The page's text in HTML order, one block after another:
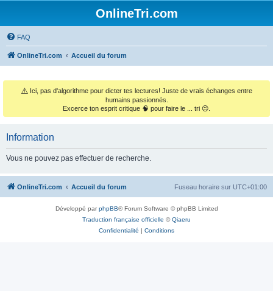
OnlineTri.com
FAQ
OnlineTri.com Accueil du forum
⚠️ Ici, pas d'algorithme pour dicter tes lectures! Juste de vrais échanges entre
humains passionnés.
Excerce ton esprit critique 🧠 pour faire le ... tri 😉.
Information
Vous ne pouvez pas effectuer de recherche.
OnlineTri.com Accueil du forum Fuseau horaire sur UTC+01:00
Développé parphpBB® Forum Software © phpBB Limited
Traduction française officielle ©Qiaeru
Confidentialité | Conditions